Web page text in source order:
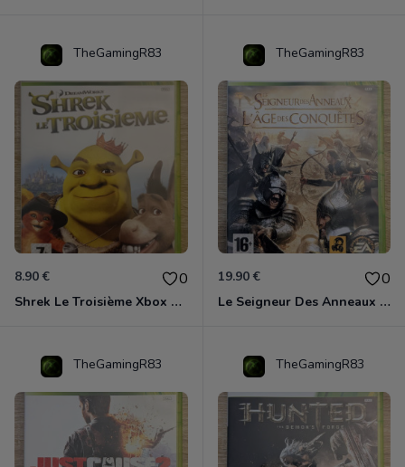
TheGamingR83
8.90 € 0
Shrek Le Troisième Xbox 360
TheGamingR83
19.90 € 0
Le Seigneur Des Anneaux - L'âge Des Conquêtes Xbox 360
TheGamingR83 TheGamingR83